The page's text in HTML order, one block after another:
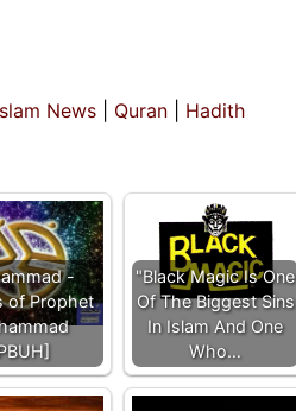
News Quran Hadith
-
of Prophet
"Black Magic Is One
Of The Biggest Sins
In Islam And One
Who…